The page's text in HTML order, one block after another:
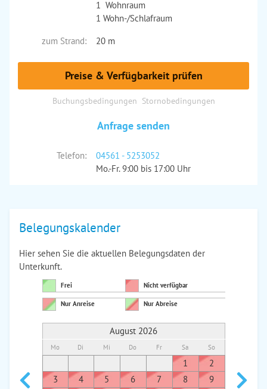
1 Wohnraum
1 Wohn-/Schlafraum
zum Strand:
20 m
Preise & Verfügbarkeit prüfen
Buchungsbedingungen Stornobedingungen
Anfrage senden
Telefon:
04561 - 5253052
Mo.-Fr. 9:00 bis 17:00 Uhr
Belegungskalender
Hier sehen Sie die aktuellen Belegungsdaten der
Unterkunft.
Frei Nicht verfügbar
Nur Anreise Nur Abreise
August 2026
Mo Di Mi Do Fr Sa So
1
2
3
4 5 6 7 8
9
7